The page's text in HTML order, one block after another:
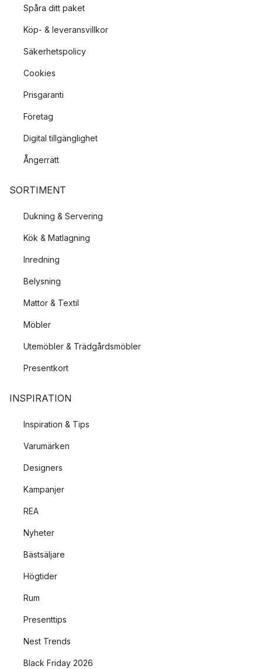
Spåra ditt paket
Köp- & leveransvillkor
Säkerhetspolicy
Cookies
Prisgaranti
Företag
Digital tillgänglighet
Ångerrätt
SORTIMENT
Dukning & Servering
Kök & Matlagning
Inredning
Belysning
Mattor & Textil
Möbler
Utemöbler & Trädgårdsmöbler
Presentkort
INSPIRATION
Inspiration & Tips
Varumärken
Designers
Kampanjer
REA
Nyheter
Bästsäljare
Högtider
Rum
Presenttips
Nest Trends
Black Friday 2026